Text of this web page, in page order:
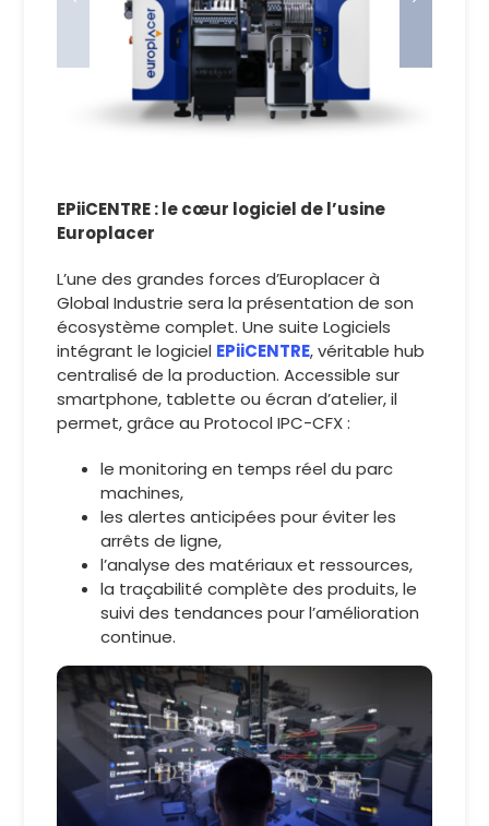
EPiiCENTRE : le cœur logiciel de l’usine
Europlacer
L’une des grandes forces d’Europlacer à
Global Industrie sera la présentation de son
écosystème complet. Une suite Logiciels
intégrant le logiciel EPiiCENTRE, véritable hub
centralisé de la production. Accessible sur
smartphone, tablette ou écran d’atelier, il
permet, grâce au Protocol IPC-CFX :
le monitoring en temps réel du parc
machines,
les alertes anticipées pour éviter les
arrêts de ligne,
l’analyse des matériaux et ressources,
la traçabilité complète des produits, le
suivi des tendances pour l’amélioration
continue.